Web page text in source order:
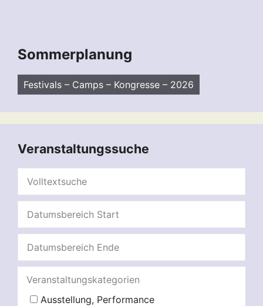
Sommerplanung
Festivals – Camps – Kongresse – 2026
Veranstaltungssuche
Veranstaltungskategorien
Ausstellung, Performance